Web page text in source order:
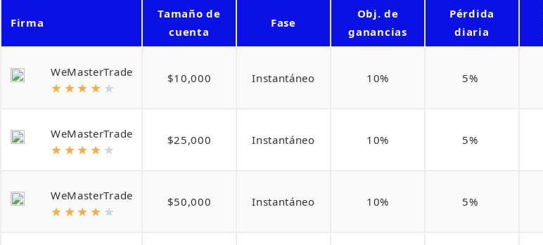
Firma
Tamaño de
cuenta
Fase
Obj. de
ganancias
Pérdida
diaria
WeMasterTrade
★ ★★ ★ ★
$10,000 Instantáneo 10% 5%
WeMasterTrade
★ ★★ ★ ★
$25,000 Instantáneo 10% 5%
WeMasterTrade
★ ★★ ★ ★
$50,000 Instantáneo 10% 5%